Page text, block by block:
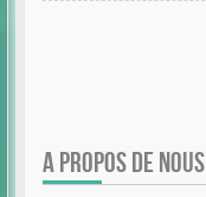
A PROPOS DE NOUS